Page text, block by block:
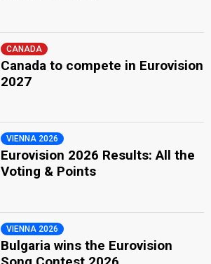
CANADA
Canada to compete in Eurovision
2027
VIENNA 2026
Eurovision 2026 Results: All the
Voting & Points
VIENNA 2026
Bulgaria wins the Eurovision